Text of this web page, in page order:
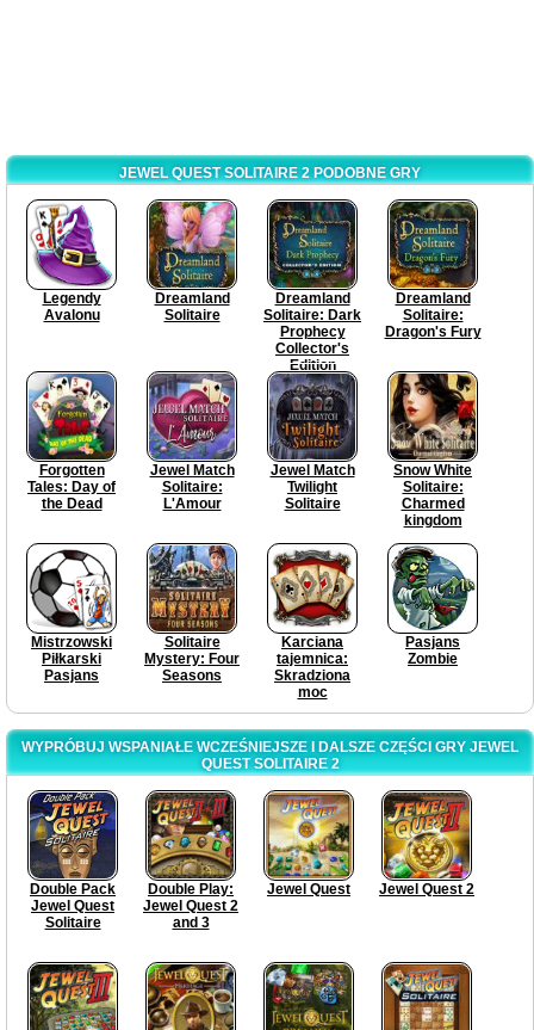
JEWEL QUEST SOLITAIRE 2 PODOBNE GRY
Legendy
Avalonu
Dreamland
Solitaire
Dreamland
Solitaire: Dark
Prophecy
Collector's
Edition
Dreamland
Solitaire:
Dragon's Fury
Forgotten
Tales: Day of
the Dead
Jewel Match
Solitaire:
L'Amour
Jewel Match
Twilight
Solitaire
Snow White
Solitaire:
Charmed
kingdom
Mistrzowski
Piłkarski
Pasjans
Solitaire
Mystery: Four
Seasons
Karciana
tajemnica:
Skradziona
moc
Pasjans
Zombie
WYPRÓBUJ WSPANIAŁE WCZEŚNIEJSZE I DALSZE CZĘŚCI GRY JEWEL
QUEST SOLITAIRE 2
Double Pack
Jewel Quest
Solitaire
Double Play:
Jewel Quest 2
and 3
Jewel Quest Jewel Quest 2